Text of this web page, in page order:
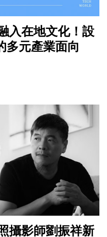
入在地文化！設
多元產業面向
攝影師劉振祥新